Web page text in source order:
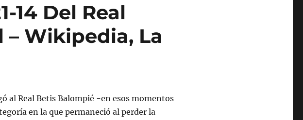
14 Del Real
Wikipedia, La
al Real Betis Balompié -en esos momentos
en la que permaneció al perder la